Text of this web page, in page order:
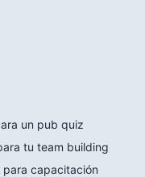
un pub quiz
tu team building
para capacitación